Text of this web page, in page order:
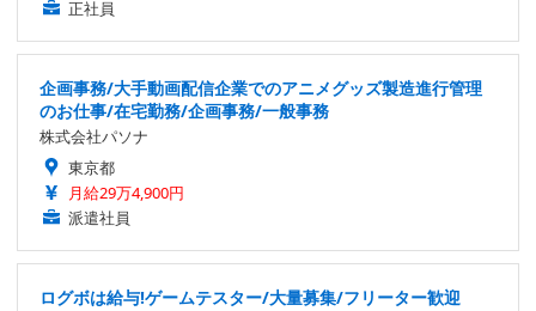
正社員
企画事務/大手動画配信企業でのアニメグッズ製造進行管理
のお仕事/在宅勤務/企画事務/一般事務
株式会社パソナ
東京都
月給29万4,900円
派遣社員
ログボは給与!ゲームテスター/大量募集/フリーター歓迎